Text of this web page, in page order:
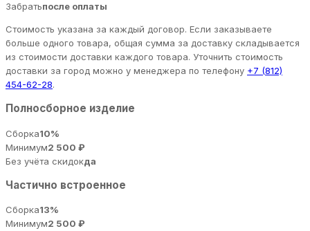
Забратьпосле оплаты
Стоимость указана за каждый договор. Если заказываете
больше одного товара, общая сумма за доставку складывается
из стоимости доставки каждого товара. Уточнить стоимость
доставки за город можно у менеджера по телефону +7 (812)
454-62-28.
Полносборное изделие
Сборка10%
Минимум2 500 ₽
Без учёта скидокда
Частично встроенное
Сборка13%
Минимум2 500 ₽